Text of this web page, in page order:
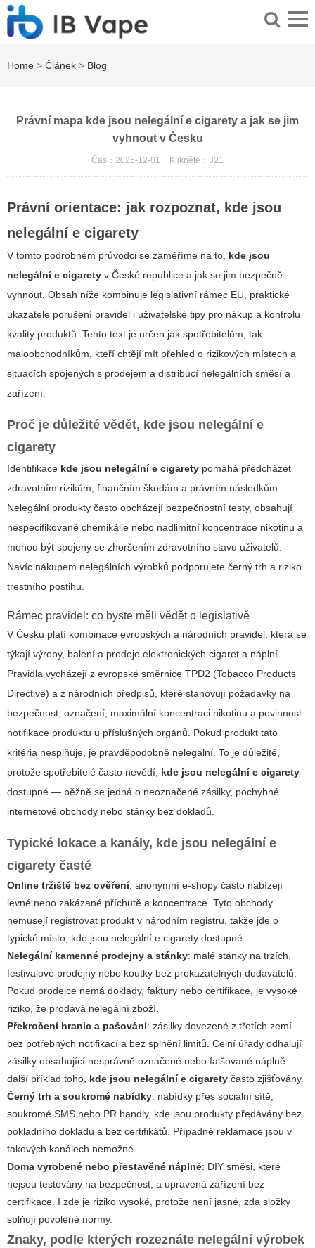
Home > Článek > Blog
Právní mapa kde jsou nelegální e cigarety a jak se jim
vyhnout v Česku
Čas：2025-12-01 Klikněte： 321
Právní orientace: jak rozpoznat, kde jsou
nelegální e cigarety
V tomto podrobném průvodci se zaměříme na to, kde jsou
nelegální e cigarety v České republice a jak se jim bezpečně
vyhnout. Obsah níže kombinuje legislativní rámec EU, praktické
ukazatele porušení pravidel i uživatelské tipy pro nákup a kontrolu
kvality produktů. Tento text je určen jak spotřebitelům, tak
maloobchodníkům, kteří chtějí mít přehled o rizikových místech a
situacích spojených s prodejem a distribucí nelegálních směsí a
zařízení.
Proč je důležité vědět, kde jsou nelegální e
cigarety
Identifikace kde jsou nelegální e cigarety pomáhá předcházet
zdravotním rizikům, finančním škodám a právním následkům.
Nelegální produkty často obcházejí bezpečnostní testy, obsahují
nespecifikované chemikálie nebo nadlimitní koncentrace nikotinu a
mohou být spojeny se zhoršením zdravotního stavu uživatelů.
Navíc nákupem nelegálních výrobků podporujete černý trh a riziko
trestního postihu.
Rámec pravidel: co byste měli vědět o legislativě
V Česku platí kombinace evropských a národních pravidel, která se
týkají výroby, balení a prodeje elektronických cigaret a náplní.
Pravidla vycházejí z evropské směrnice TPD2 (Tobacco Products
Directive) a z národních předpisů, které stanovují požadavky na
bezpečnost, označení, maximální koncentraci nikotinu a povinnost
notifikace produktu u příslušných orgánů. Pokud produkt tato
kritéria nesplňuje, je pravděpodobně nelegální. To je důležité,
protože spotřebitelé často nevědí, kde jsou nelegální e cigarety
dostupné — běžně se jedná o neoznačené zásilky, pochybné
internetové obchody nebo stánky bez dokladů.
Typické lokace a kanály, kde jsou nelegální e
cigarety časté
Online tržiště bez ověření: anonymní e‑shopy často nabízejí
levné nebo zakázané příchutě a koncentrace. Tyto obchody
nemusejí registrovat produkt v národním registru, takže jde o
typické místo, kde jsou nelegální e cigarety dostupné.
Nelegální kamenné prodejny a stánky: malé stánky na trzích,
festivalové prodejny nebo koutky bez prokazatelných dodavatelů.
Pokud prodejce nemá doklady, faktury nebo certifikace, je vysoké
riziko, že prodává nelegální zboží.
Překročení hranic a pašování: zásilky dovezené z třetích zemí
bez potřebných notifikací a bez splnění limitů. Celní úřady odhalují
zásilky obsahující nesprávně označené nebo falšované náplně —
další příklad toho, kde jsou nelegální e cigarety často zjišťovány.
Černý trh a soukromé nabídky: nabídky přes sociální sítě,
soukromé SMS nebo PR handly, kde jsou produkty předávány bez
pokladního dokladu a bez certifikátů. Případné reklamace jsou v
takových kanálech nemožné.
Doma vyrobené nebo přestavěné náplně: DIY směsi, které
nejsou testovány na bezpečnost, a upravená zařízení bez
certifikace. I zde je riziko vysoké, protože není jasné, zda složky
splňují povolené normy.
Znaky, podle kterých rozeznáte nelegální výrobek